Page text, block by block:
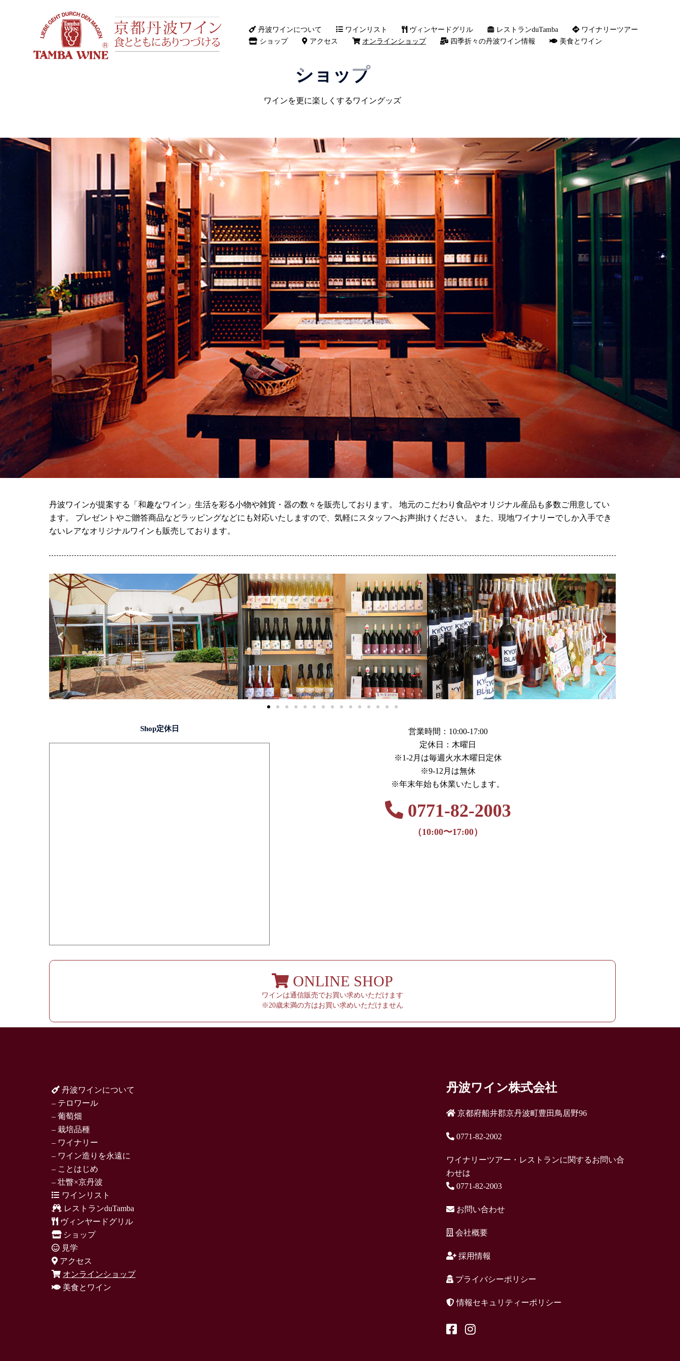
丹波ワインについて ワインリスト ヴィンヤードグリル レストランduTamba
ワイナリーツアー
ショップ
アクセス オンラインショップ 四季折々の丹波ワイン情報 美食とワイン
ショップ
ワインを更に楽しくするワイングッズ
丹波ワインが提案する「和趣なワイン」生活を彩る小物や雑貨・器の数々を販売しております。 地元のこだわり食品やオリジナル産品も多数ご用意してい
ます。 プレゼントやご贈答商品などラッピングなどにも対応いたしますので、気軽にスタッフへお声掛けください。 また、現地ワイナリーでしか入手でき
ないレアなオリジナルワインも販売しております。
Shop定休日
営業時間：10:00-17:00
定休日：木曜日
※1-2月は毎週火水木曜日定休
※9-12月は無休
※年末年始も休業いたします。
0771-82-2003
（10:00〜17:00）
ONLINE SHOP
ワインは通信販売でお買い求めいただけます
※20歳未満の方はお買い求めいただけません
丹波ワインについて
– テロワール
– 葡萄畑
– 栽培品種
– ワイナリー
– ワイン造りを永遠に
– ことはじめ
– 壮瞥×京丹波
ワインリスト
レストランduTamba
ヴィンヤードグリル
ショップ
見学
アクセス
オンラインショップ
美食とワイン
丹波ワイン株式会社
京都府船井郡京丹波町豊田鳥居野96
0771-82-2002
ワイナリーツアー・レストランに関するお問い合
わせは
0771-82-2003
お問い合わせ
会社概要
採用情報
プライバシーポリシー
情報セキュリティーポリシー